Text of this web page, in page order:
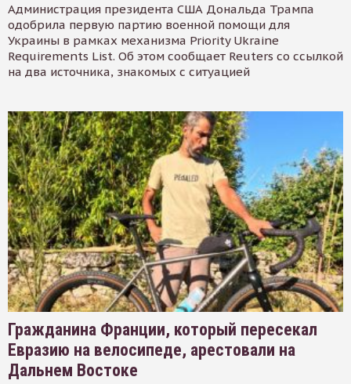
Администрация президента США Дональда Трампа
одобрила первую партию военной помощи для
Украины в рамках механизма Priority Ukraine
Requirements List. Об этом сообщает Reuters со ссылкой
на два источника, знакомых с ситуацией
Гражданина Франции, который пересекал
Евразию на велосипеде, арестовали на
Дальнем Востоке